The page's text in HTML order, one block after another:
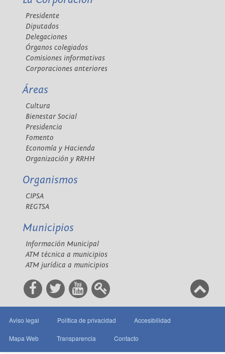
Presidente
Diputados
Delegaciones
Órganos colegiados
Comisiones informativas
Corporaciones anteriores
Áreas
Cultura
Bienestar Social
Presidencia
Fomento
Economía y Hacienda
Organización y RRHH
Organismos
CIPSA
REGTSA
Municipios
Información Municipal
ATM técnica a municipios
ATM jurídica a municipios
Aviso legal Política de privacidad Accesibilidad
Mapa Web Transparencia Contacto